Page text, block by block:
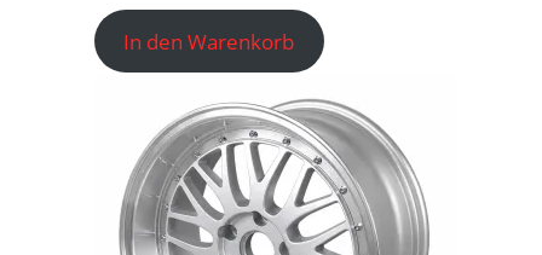
In den Warenkorb